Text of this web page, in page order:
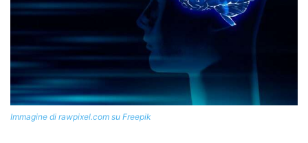
Immagine di rawpixel.com su Freepik